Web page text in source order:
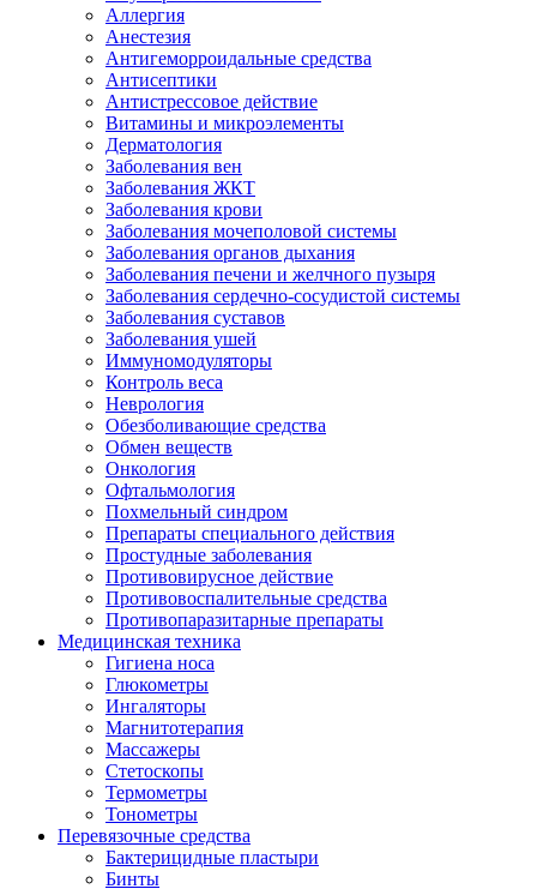
Аллергия
Анестезия
Антигеморроидальные средства
Антисептики
Антистрессовое действие
Витамины и микроэлементы
Дерматология
Заболевания вен
Заболевания ЖКТ
Заболевания крови
Заболевания мочеполовой системы
Заболевания органов дыхания
Заболевания печени и желчного пузыря
Заболевания сердечно-сосудистой системы
Заболевания суставов
Заболевания ушей
Иммуномодуляторы
Контроль веса
Неврология
Обезболивающие средства
Обмен веществ
Онкология
Офтальмология
Похмельный синдром
Препараты специального действия
Простудные заболевания
Противовирусное действие
Противовоспалительные средства
Противопаразитарные препараты
Медицинская техника
Гигиена носа
Глюкометры
Ингаляторы
Магнитотерапия
Массажеры
Стетоскопы
Термометры
Тонометры
Перевязочные средства
Бактерицидные пластыри
Бинты